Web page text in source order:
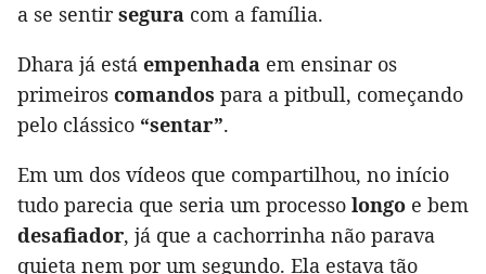
a se sentirsegura com a família.
Dhara já está empenhada em ensinar os
primeiros comandos para a pitbull, começando
pelo clássico “sentar”.
Em um dos vídeos que compartilhou, no início
tudo parecia que seria um processo longo e bem
desafiador, já que a cachorrinha não parava
quieta nem por um segundo. Ela estava tão